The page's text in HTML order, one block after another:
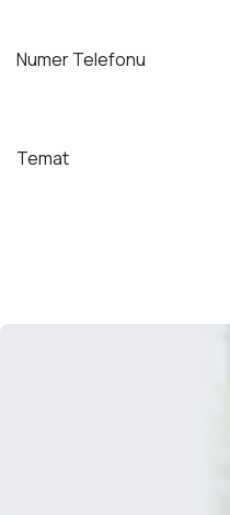
Numer Telefonu
Temat